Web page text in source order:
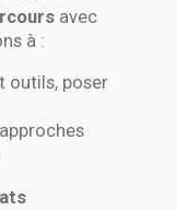
avec
à :
outils, poser